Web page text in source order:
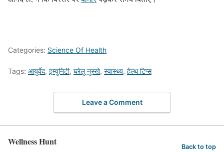
Categories: Science Of Health
Tags: आयुर्वेद, इम्युनिटी, घरेलू नुस्खे, स्वास्थ्य, हेल्थ टिप्स
Leave a Comment
Wellness Hunt Back to top